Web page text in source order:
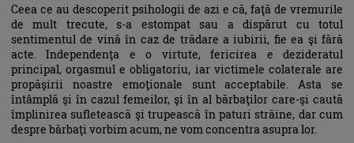
Ceea ce au descoperit psihologii de azi e că, faţă de vremurile
de mult trecute, s-a estompat sau a dispărut cu totul
sentimentul de vină în caz de trădare a iubirii, fie ea şi fără
acte. Independenţa e o virtute, fericirea e dezideratul
principal, orgasmul e obligatoriu, iar victimele colaterale are
propăşirii noastre emoţionale sunt acceptabile. Asta se
întâmplă şi în cazul femeilor, şi în al bărbaţilor care-şi caută
împlinirea sufletească şi trupească în paturi străine, dar cum
despre bărbaţi vorbim acum, ne vom concentra asupra lor.